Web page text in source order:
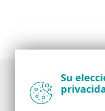
Noticias, opiniones y análisis de
Su